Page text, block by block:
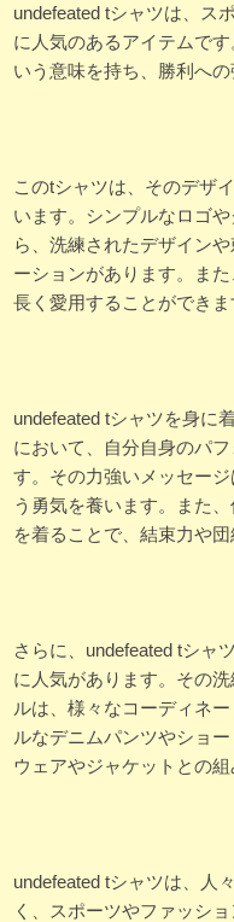
undefeated tシャツは、ス
に人気のあるアイテムで
いう意味を持ち、勝利へ
このtシャツは、そのデザ
います。シンプルなロゴ
ら、洗練されたデザイン
ーションがあります。ま
長く愛用することができ
undefeated tシャツを身に
において、自分自身のパ
す。その力強いメッセー
う勇気を養います。また
を着ることで、結束力や
さらに、undefeated tシャ
に人気があります。その
ルは、様々なコーディネ
ルなデニムパンツやショ
ウェアやジャケットとの
undefeated tシャツは、人
く、スポーツやファッシ